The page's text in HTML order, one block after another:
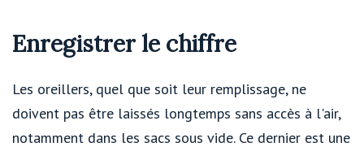
Enregistrer le chiffre
Les oreillers, quel que soit leur remplissage, ne
doivent pas être laissés longtemps sans accès à l'air,
notamment dans les sacs sous vide. Ce dernier est une